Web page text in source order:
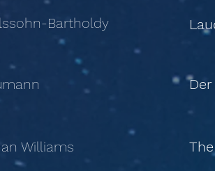
Bartholdy
Williams